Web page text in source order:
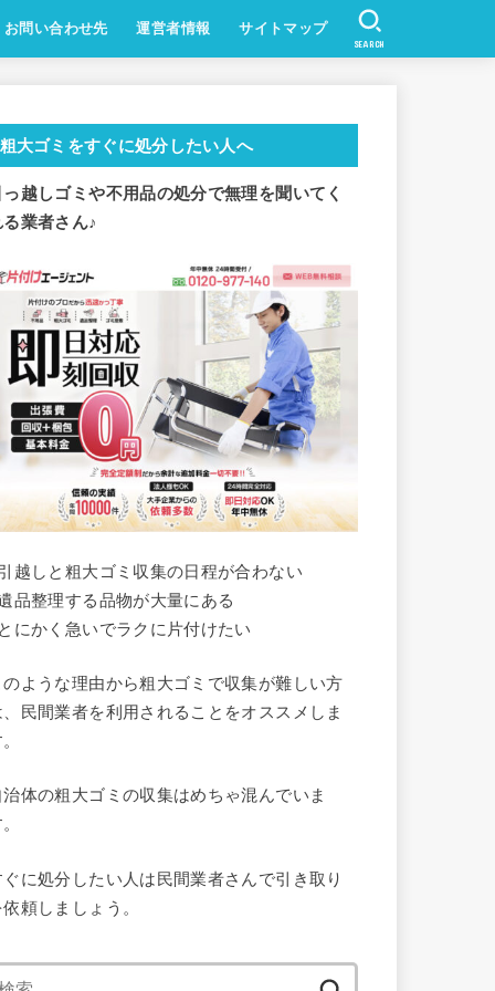
お問い合わせ先 運営者情報 サイトマップ
SEARCH
粗大ゴミをすぐに処分したい人へ
っ越しゴミや不用品の処分で無理を聞いてく
る業者さん♪
越しと粗大ゴミ収集の日程が合わない
品整理する品物が大量にある
にかく急いでラクに片付けたい
のような理由から粗大ゴミで収集が難しい方
、民間業者を利用されることをオススメしま
治体の粗大ゴミの収集はめちゃ混んでいま
ぐに処分したい人は民間業者さんで引き取り
頼しましょう。